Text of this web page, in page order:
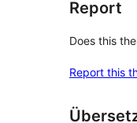
Report
Does this
Report this